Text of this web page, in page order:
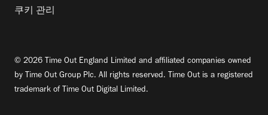
쿠키 관리
© 2026 Time Out England Limited and affiliated companies owned
by Time Out Group Plc. All rights reserved. Time Out is a registered
trademark of Time Out Digital Limited.